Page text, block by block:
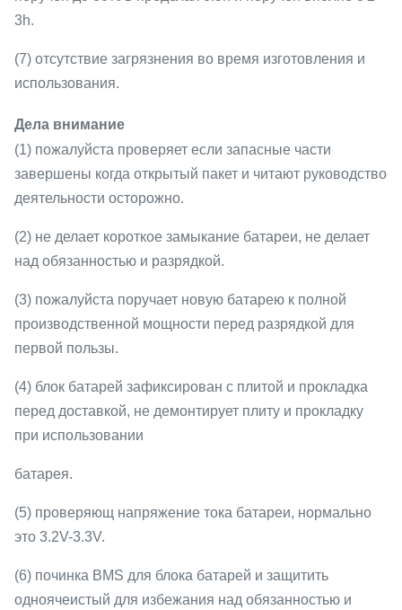
3h.
(7) отсутствие загрязнения во время изготовления и
использования.
Дела внимание
(1) пожалуйста проверяет если запасные части
завершены когда открытый пакет и читают руководство
деятельности осторожно.
(2) не делает короткое замыкание батареи, не делает
над обязанностью и разрядкой.
(3) пожалуйста поручает новую батарею к полной
производственной мощности перед разрядкой для
первой пользы.
(4) блок батарей зафиксирован с плитой и прокладка
перед доставкой, не демонтирует плиту и прокладку
при использовании
батарея.
(5) проверяющ напряжение тока батареи, нормально
это 3.2V-3.3V.
(6) починка BMS для блока батарей и защитить
одноячеистый для избежания над обязанностью и